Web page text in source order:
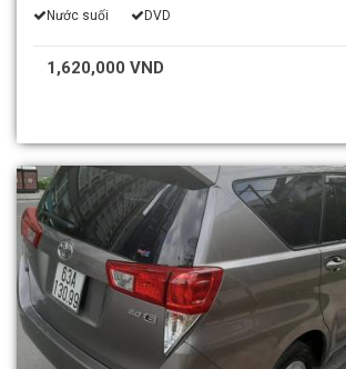
Nước suối DVD
1,620,000 VND